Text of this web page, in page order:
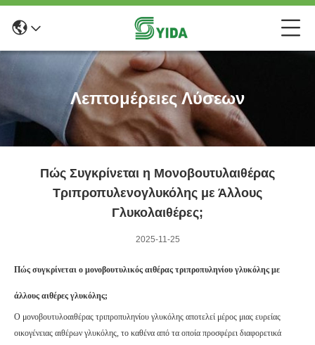
Λεπτομέρειες Λύσεων
Πώς Συγκρίνεται η Μονοβουτυλαιθέρας
Τριπροπυλενογλυκόλης με Άλλους
Γλυκολαιθέρες;
2025-11-25
Πώς συγκρίνεται ο μονοβουτυλικός αιθέρας τριπροπυληνίου γλυκόλης με
άλλους αιθέρες γλυκόλης;
Ο μονοβουτυλοαιθέρας τριπροπυληνίου γλυκόλης αποτελεί μέρος μιας ευρείας
οικογένειας αιθέρων γλυκόλης, το καθένα από τα οποία προσφέρει διαφορετικά